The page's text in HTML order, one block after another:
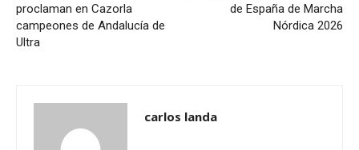
proclaman en Cazorla
campeones de Andalucía de
Ultra
de España de Marcha
Nórdica 2026
carlos landa